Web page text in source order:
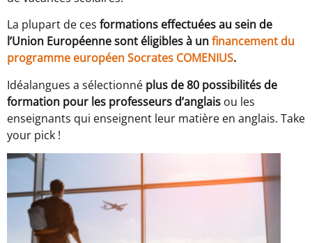
La plupart de ces formations effectuées au sein de
l’Union Européenne sont éligibles à unfinancement du
programme européen Socrates COMENIUS.
Idéalangues a sélectionné plus de 80 possibilités de
formation pour les professeurs d’anglais ou les
enseignants qui enseignent leur matière en anglais. Take
your pick !